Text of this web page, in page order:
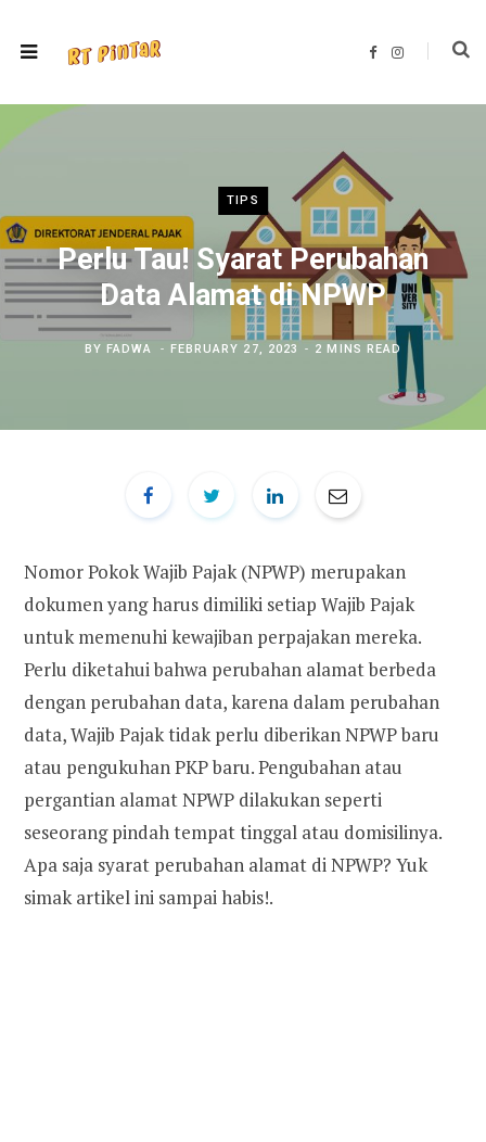
F
b
I
a
TIPS
Perlu Tau! Syarat Perubahan
Data Alamat di NPWP
BY FADWA FEBRUARY 27, 2023 2 MINS READ
Nomor Pokok Wajib Pajak (NPWP) merupakan
dokumen yang harus dimiliki setiap Wajib Pajak
untuk memenuhi kewajiban perpajakan mereka.
Perlu diketahui bahwa perubahan alamat berbeda
dengan perubahan data, karena dalam perubahan
data, Wajib Pajak tidak perlu diberikan NPWP baru
atau pengukuhan PKP baru. Pengubahan atau
pergantian alamat NPWP dilakukan seperti
seseorang pindah tempat tinggal atau domisilinya.
Apa saja syarat perubahan alamat di NPWP? Yuk
simak artikel ini sampai habis!.